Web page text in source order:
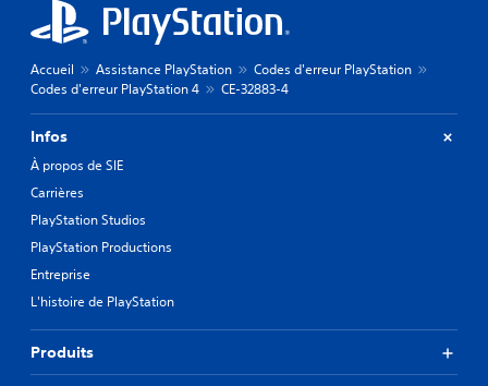
Accueil Assistance PlayStation
Codes d'erreur PlayStation
Codes d'erreur PlayStation 4
CE-32883-4
Infos
À propos de SIE
Carrières
PlayStation Studios
PlayStation Productions
Entreprise
L'histoire de PlayStation
Produits